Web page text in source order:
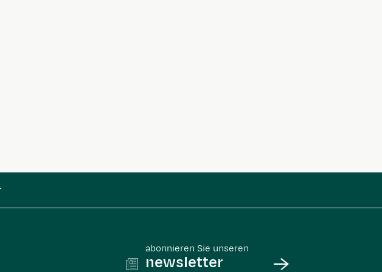
abonnieren Sie unseren
newsletter